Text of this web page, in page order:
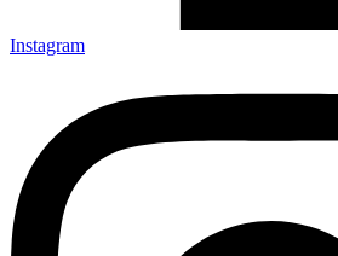
Instagram